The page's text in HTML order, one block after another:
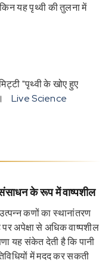
यह पृथ्वी की तुलना में
"पृथ्वी के खोए हुए
Live Science
के रूप में वाष्पशील
कणों का स्थानांतरण
अपेक्षा से अधिक वाष्पशील
यह संकेत देती है कि पानी
में मदद कर सकती